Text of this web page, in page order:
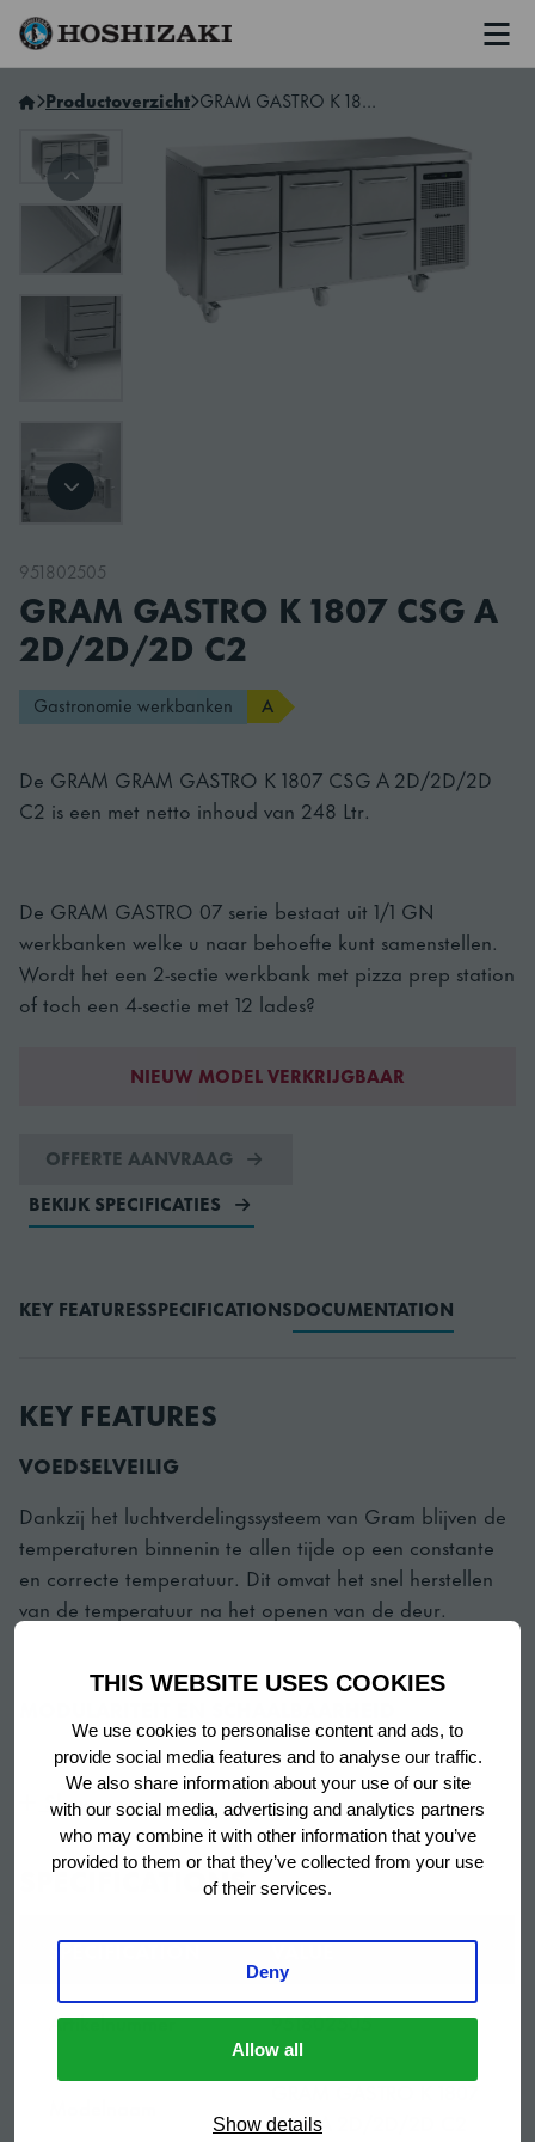
THIS WEBSITE USES COOKIES
We use cookies to personalise content and ads, to
provide social media features and to analyse our traffic.
We also share information about your use of our site
with our social media, advertising and analytics partners
who may combine it with other information that you’ve
provided to them or that they’ve collected from your use
of their services.
Deny
Allow all
Show details
Hoshizaki Netherlands
Productoverzicht GRAM GASTRO K 1807 CSG A 2D/2D/2D C2
951802505
GRAM GASTRO K 1807 CSG A
2D/2D/2D C2
Gastronomie werkbanken A
De GRAM GRAM GASTRO K 1807 CSG A 2D/2D/2D
C2 is een met netto inhoud van 248 Ltr.
De GRAM GASTRO 07 serie bestaat uit 1/1 GN
werkbanken welke u naar behoefte kunt samenstellen.
Wordt het een 2-sectie werkbank met pizza prep station
of toch een 4-sectie met 12 lades?
NIEUW MODEL VERKRIJGBAAR
OFFERTE AANVRAAG
BEKIJK SPECIFICATIES
KEY FEATURESSPECIFICATIONSDOCUMENTATION
KEY FEATURES
VOEDSELVEILIG
Dankzij het luchtverdelingssysteem van Gram blijven de
temperaturen binnenin te allen tijde op een constante
en correcte temperatuur. Dit omvat het snel herstellen
van de temperatuur na het openen van de deur.
Met GRAM GASTRO 07 kunt u uw eigen werkplek
bouwen. Kies uw combinatie van werkblad, deuren en
lades, poten of zwenkwielen of elektrische verhoging,
temperatuurbereik en accessoires.
EENVOUDIG IN ONDERHOUD
Een compacte uitschuifbare koeleenheid voor
servicewerkzaamheden. Verwijderbare en gemakkelijk
Show more
SPECIFICATIONS
SPECIFICATION VALUE
Artikelnummer 951802505
GRAM GASTRO K 1807
CSG A 2D/2D/2D C2